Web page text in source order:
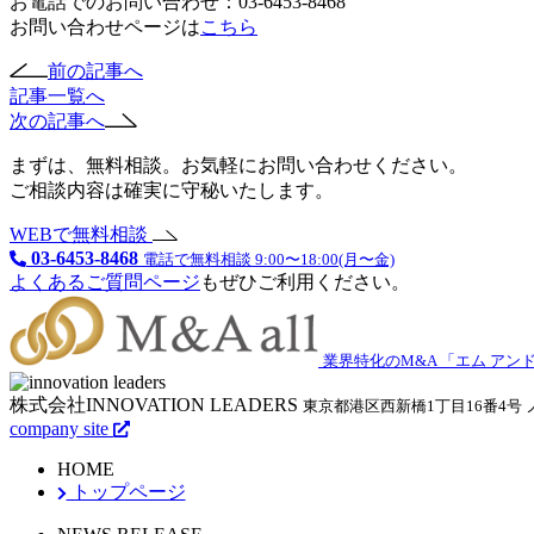
お問い合わせページはこちら
前の記事へ
記事一覧へ
次の記事へ
まずは、無料相談。お気軽にお問い合わせください。
ご相談内容は確実に守秘いたします。
WEBで無料相談
03-6453-8468 電話で無料相談 9:00〜18:00(月〜金)
よくあるご質問ページ もぜひご利用ください。
業界特化のM&A 「エム アン
株式会社INNOVATION LEADERS 東京都港区西新橋1丁目16番4号
company site
HOME
トップページ